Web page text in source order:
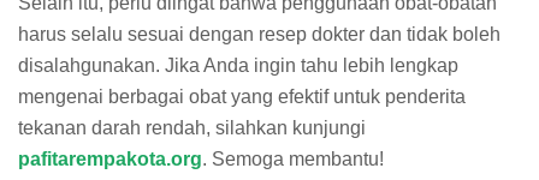
harus selalu sesuai dengan resep dokter dan tidak boleh
disalahgunakan. Jika Anda ingin tahu lebih lengkap
mengenai berbagai obat yang efektif untuk penderita
tekanan darah rendah, silahkan kunjungi
pafitarempakota.org. Semoga membantu!